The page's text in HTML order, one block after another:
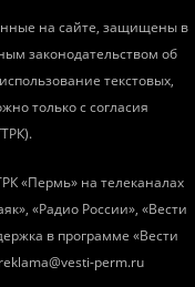
на сайте, защищены в
законодательством об
текстовых,
только с согласия
«Пермь» на телеканалах
«Радио России», «Вести
в программе «Вести
perm.ru